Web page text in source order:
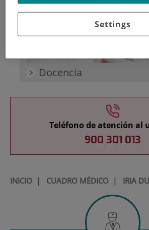
Docencia
Teléfono de atención al
900 301 013
INICIO| CUADRO MÉDICO| IRIA
Settings